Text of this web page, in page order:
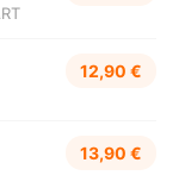
12,90 €
13,90 €